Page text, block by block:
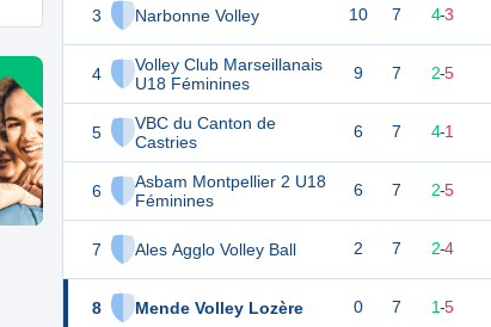
3 Narbonne Volley
4
Volley Club Marseillanais
U18 Féminines
5
VBC du Canton de
Castries
6
Asbam Montpellier 2 U18
Féminines
7 Ales Agglo Volley Ball
8 Mende Volley Lozère
10 7 4-3
9 7 2-5
6 7 4-1
6 7 2-5
2 7 2-4
0 7 1-5